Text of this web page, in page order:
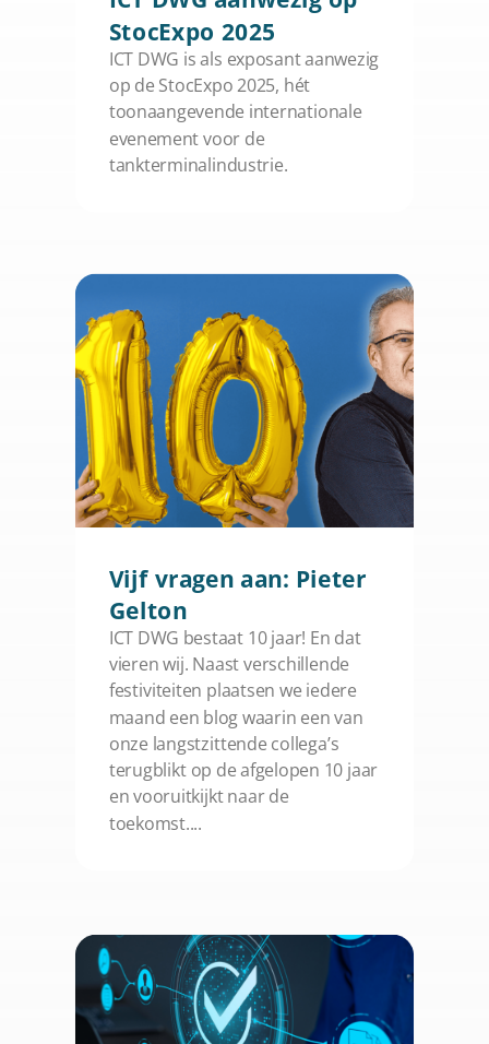
StocExpo 2025
ICT DWG is als exposant aanwezig
op de StocExpo 2025, hét
toonaangevende internationale
evenement voor de
tankterminalindustrie.
Vijf vragen aan: Pieter
Gelton
ICT DWG bestaat 10 jaar! En dat
vieren wij. Naast verschillende
festiviteiten plaatsen we iedere
maand een blog waarin een van
onze langstzittende collega’s
terugblikt op de afgelopen 10 jaar
en vooruitkijkt naar de
toekomst....